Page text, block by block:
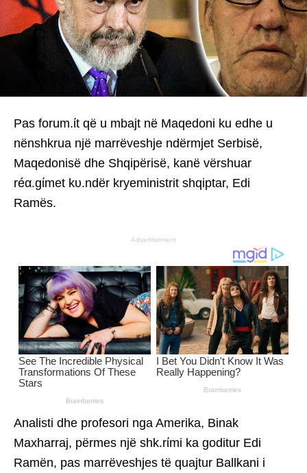
Pas forum.ίt që u mbajt në Maqedoni ku edhe u
nënshkrua një marrëveshje ndërmjet Serbisë,
Maqedonisë dhe Shqipërisë, kanë vërshuar
réα.gίmet kυ.ndër kryeministrit shqiptar, Edi
Ramës.
Advertisement
Analisti dhe profesori nga Amerika, Binak
Maxharraj, përmes një shk.rίmi ka goditur Edi
Ramën, pas marrëveshjes të quajtur Ballkani i